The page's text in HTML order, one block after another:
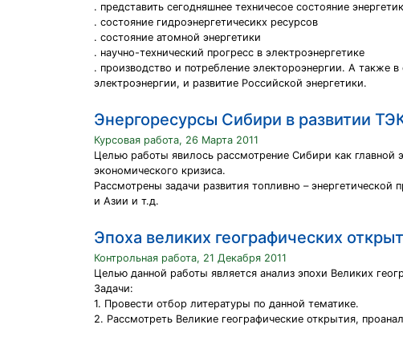
. представить сегодняшнее техничесое состояние
. состояние гидроэнергетичесикх ресурсов
. состояние атомной энергетики
. научно-технический прогресс в электроэнергетике
. производство и потребление электороэнергии. А также
электроэнергии, и развитие Российской энергетики.
Энергоресурсы Сибири в развитии
Курсовая работа, 26 Марта 2011
Целью работы явилось рассмотрение Сибири как главной
экономического кризиса.
Рассмотрены задачи развития топливно –
и Азии и т.д.
Эпоха великих географических
Контрольная работа, 21 Декабря 2011
Целью данной работы является анализ эпохи Великих
Задачи:
1. Провести отбор литературы по данной тематике.
2. Рассмотреть Великие географические открытия,